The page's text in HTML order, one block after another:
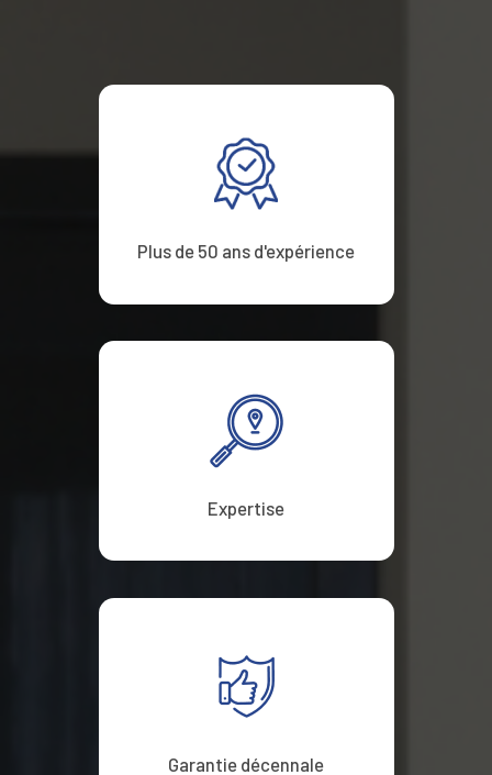
Plus de 50 ans d'expérience
Expertise
Garantie décennale